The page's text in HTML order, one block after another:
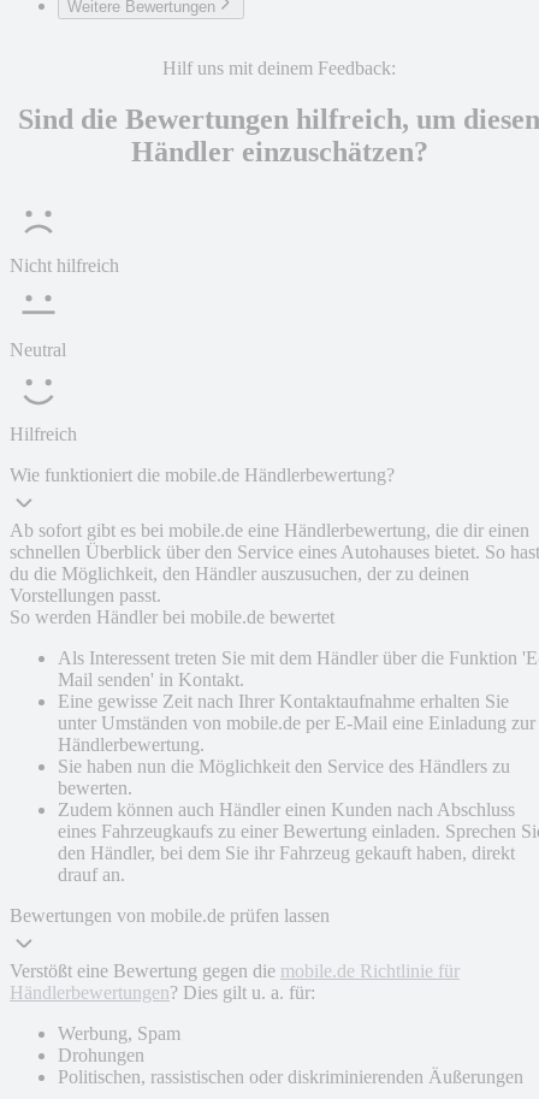
Weitere Bewertungen
Hilf uns mit deinem Feedback:
Sind die Bewertungen hilfreich, um diesen
Händler einzuschätzen?
Nicht hilfreich
Neutral
Hilfreich
Wie funktioniert die mobile.de Händlerbewertung?
Ab sofort gibt es bei mobile.de eine Händlerbewertung, die dir einen
schnellen Überblick über den Service eines Autohauses bietet. So hast
du die Möglichkeit, den Händler auszusuchen, der zu deinen
Vorstellungen passt.
So werden Händler bei mobile.de bewertet
Als Interessent treten Sie mit dem Händler über die Funktion
Mail senden' in Kontakt.
Eine gewisse Zeit nach Ihrer Kontaktaufnahme erhalten Sie
unter Umständen von mobile.de per E-Mail eine Einladung zur
Händlerbewertung.
Sie haben nun die Möglichkeit den Service des Händlers zu
bewerten.
Zudem können auch Händler einen Kunden nach Abschluss
eines Fahrzeugkaufs zu einer Bewertung einladen. Sprechen
den Händler, bei dem Sie ihr Fahrzeug gekauft haben, direkt
drauf an.
Bewertungen von mobile.de prüfen lassen
Verstößt eine Bewertung gegen die mobile.de Richtlinie für
Händlerbewertungen? Dies gilt u. a. für:
Werbung, Spam
Drohungen
Politischen, rassistischen oder diskriminierenden Äußerungen